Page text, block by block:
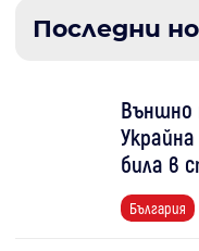
Последни
Външно
била в
България